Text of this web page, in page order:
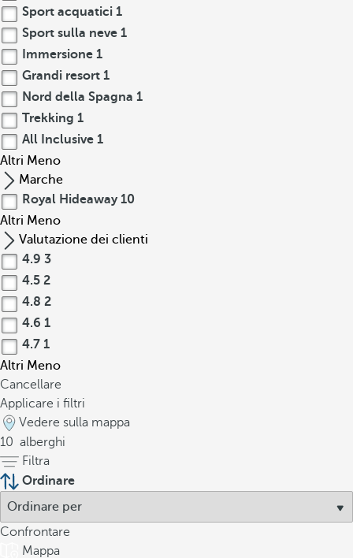
Sport acquatici 1
Sport sulla neve 1
Immersione 1
Grandi resort 1
Nord della Spagna 1
Trekking 1
All Inclusive 1
Altri Meno
Marche
Royal Hideaway 10
Altri Meno
Valutazione dei clienti
4.9 3
4.5 2
4.8 2
4.6 1
4.7 1
Altri Meno
Cancellare
Applicare i filtri
Vedere sulla mappa
10 alberghi
Filtra
Ordinare
Confrontare
Mappa